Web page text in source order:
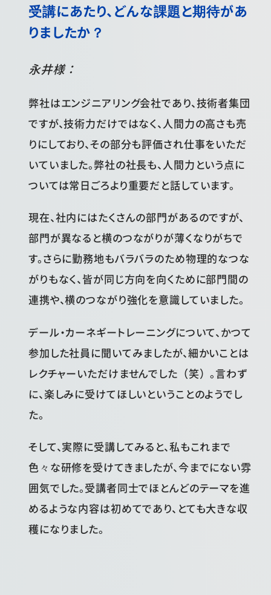
受講にあたり、どんな課題と期待があ
りましたか？
永井様：
弊社はエンジニアリング会社であり、技術者集団
ですが、技術力だけではなく、人間力の高さも売
りにしており、その部分も評価され仕事をいただ
いていました。弊社の社長も、人間力という点に
ついては常日ごろより重要だと話しています。
現在、社内にはたくさんの部門があるのですが、
部門が異なると横のつながりが薄くなりがちで
す。さらに勤務地もバラバラのため物理的なつな
がりもなく、皆が同じ方向を向くために部門間の
連携や、横のつながり強化を意識していました。
デール・カーネギートレーニングについて、かつて
参加した社員に聞いてみましたが、細かいことは
レクチャーいただけませんでした（笑）。言わず
に、楽しみに受けてほしいということのようでし
た。
そして、実際に受講してみると、私もこれまで
色々な研修を受けてきましたが、今までにない雰
囲気でした。受講者同士でほとんどのテーマを進
めるような内容は初めてであり、とても大きな収
穫になりました。